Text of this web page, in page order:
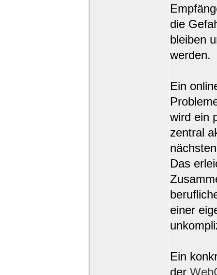
die
bleiben
werden.
Ein
wird ein
zentral
Das
einer
Ein
der